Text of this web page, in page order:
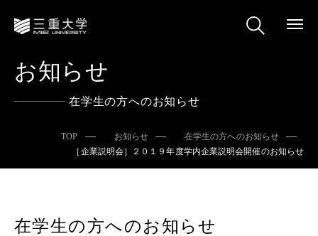
お知らせ
在学生の方へのお知らせ
TOP お知らせ
在学生の方へのお知らせ
［企業説明会］２０１９年度学内企業説明会開催のお知らせ
在学生の方へのお知らせ